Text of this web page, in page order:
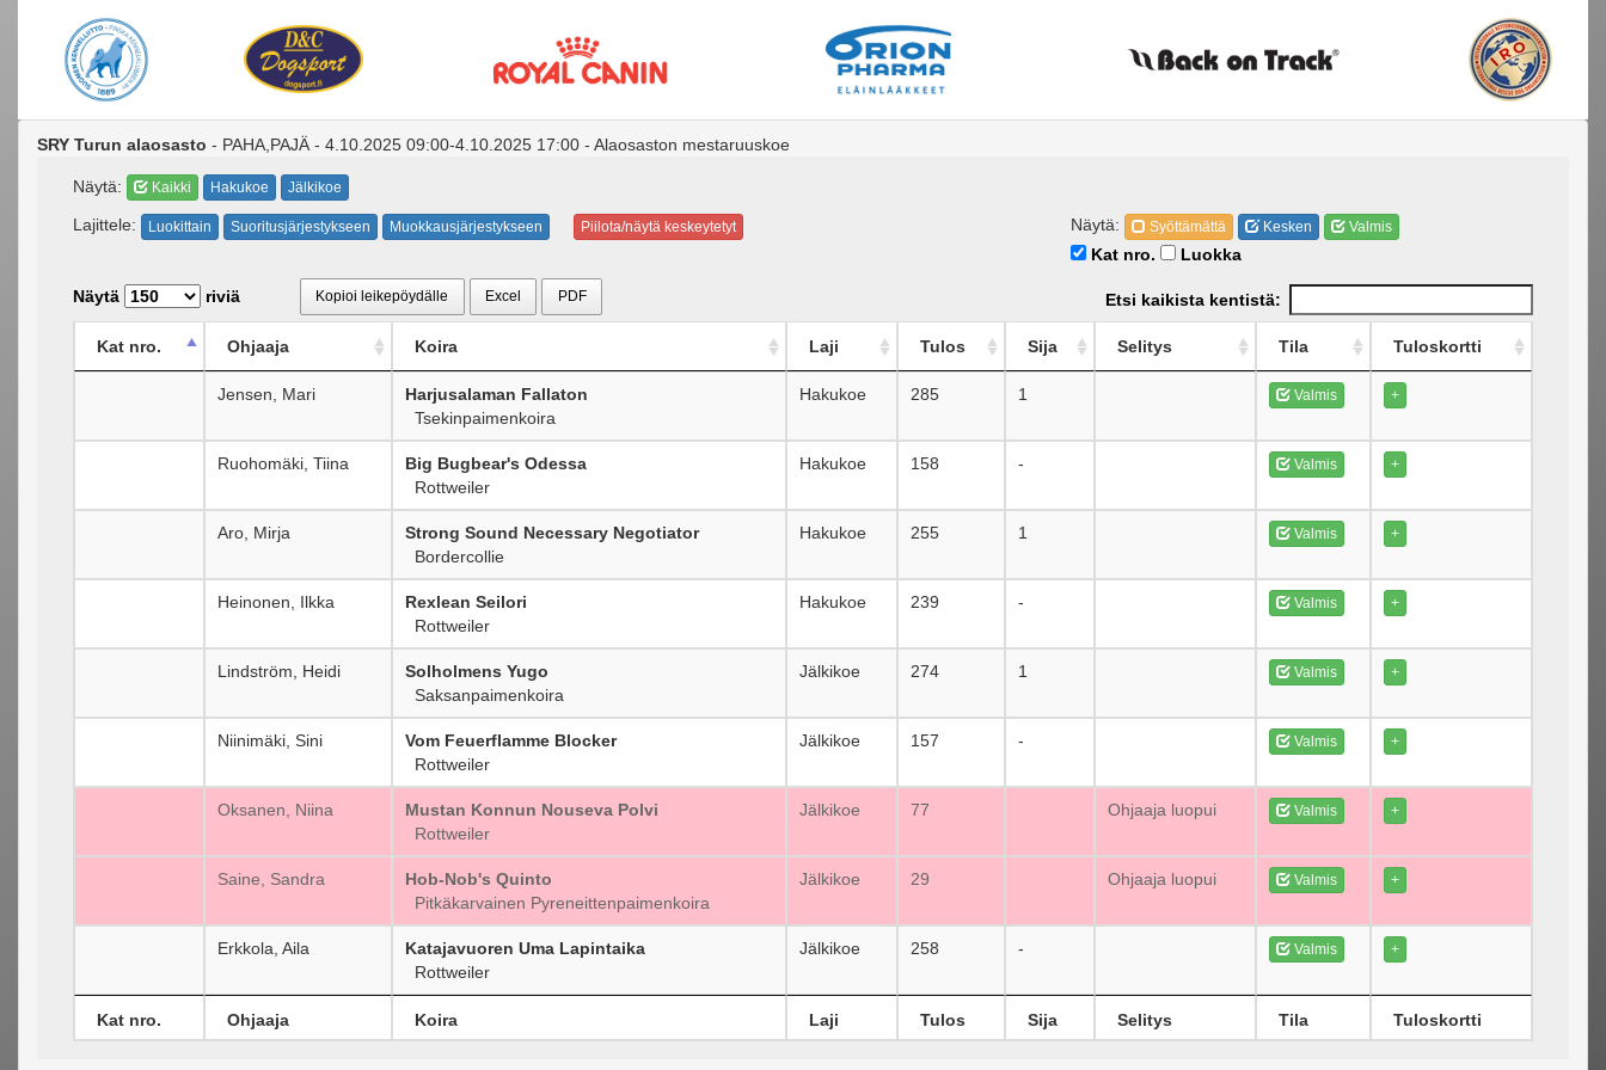
SRY Turun alaosasto - PAHA,PAJÄ - 4.10.2025 09:00-4.10.2025 17:00 - Alaosaston mestaruuskoe
Näytä: Kaikki Hakukoe Jälkikoe
Lajittele: Luokittain Suoritusjärjestykseen Muokkausjärjestykseen Piilota/näytä keskeytetyt Näytä: Syöttämättä Kesken Valmis
Kat nro. Luokka
Näytä riviä Kopioi leikepöydälle Excel PDF Etsi kaikista kentistä:
Kat nro. Ohjaaja Koira Laji Tulos Sija Selitys Tila Tuloskortti
Jensen, Mari
Harjusalaman Fallaton
Tsekinpaimenkoira
Hakukoe 285 1 Valmis +
Ruohomäki, Tiina
Big Bugbear's Odessa
Rottweiler
Hakukoe 158 - Valmis +
Aro, Mirja
Strong Sound Necessary Negotiator
Bordercollie
Hakukoe 255 1 Valmis +
Heinonen, Ilkka
Rexlean Seilori
Rottweiler
Hakukoe 239 - Valmis +
Lindström, Heidi
Solholmens Yugo
Saksanpaimenkoira
Jälkikoe 274 1 Valmis +
Niinimäki, Sini
Vom Feuerflamme Blocker
Rottweiler
Jälkikoe 157 - Valmis +
Oksanen, Niina
Mustan Konnun Nouseva Polvi
Rottweiler
Jälkikoe 77 Ohjaaja luopui Valmis +
Saine, Sandra
Hob-Nob's Quinto
Pitkäkarvainen Pyreneittenpaimenkoira
Jälkikoe 29 Ohjaaja luopui Valmis +
Erkkola, Aila
Katajavuoren Uma Lapintaika
Rottweiler
Jälkikoe 258 - Valmis +
Kat nro. Ohjaaja Koira Laji Tulos Sija Selitys Tila Tuloskortti